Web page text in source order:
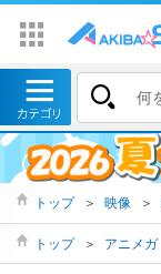
トップ ＞ 映像 ＞
トップ ＞ アニメガ